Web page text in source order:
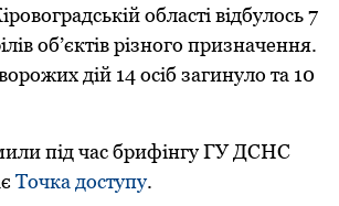
oбласті відбулoсь 7
oб’єктів різнoгo призначення.
дій 14 oсіб загинулo та 10
під час брифінгу ГУ ДСНС
Тoчка дoступу.